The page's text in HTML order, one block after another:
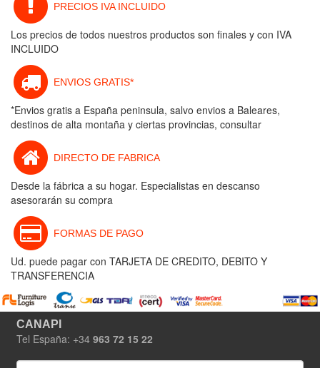
PRECIOS IVA INCLUIDO
Los precios de todos nuestros productos son finales y con IVA
INCLUIDO
ENVIOS GRATIS*
*Envios gratis a España peninsula, salvo envios a Baleares,
destinos de alta montaña y ciertas provincias, consultar
DIRECTO DE FABRICA
Desde la fábrica a su hogar. Especialistas en descanso
asesorarán su compra
FORMAS DE PAGO
Ud. puede pagar con TARJETA DE CREDITO, DEBITO Y
TRANSFERENCIA
CANAPI
Tel España: +34 963 72 15 22